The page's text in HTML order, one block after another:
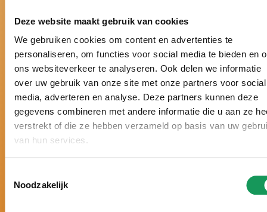
Deze website maakt gebruik van cookies
We gebruiken cookies om content en advertenties te
personaliseren, om functies voor social media te bieden en
ons websiteverkeer te analyseren. Ook delen we informatie
over uw gebruik van onze site met onze partners voor social
media, adverteren en analyse. Deze partners kunnen deze
gegevens combineren met andere informatie die u aan ze
verstrekt of die ze hebben verzameld op basis van uw
van hun services.
Noodzakelijk
wirklich Urlaub!
Schon über ein halbes Jahrhundert der Ferienpark
in der Twenter Natur.
Seit vielen Jahren zum besten Ferienpark der
Niederlande gewählt.
Schon sechsmal hintereinander mit einem Zoover
Award gekrönt und mit 9,8 von 10 Punkten
bewertet.
abgestimmt.